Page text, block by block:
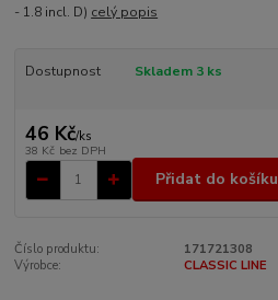
- 1.8 incl. D) celý popis
Dostupnost Skladem 3 ks
46 Kč/ks
38 Kč bez DPH
Přidat do košíku
Číslo produktu:
171721308
Výrobce:
CLASSIC LINE